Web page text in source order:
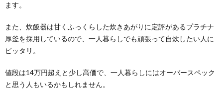
ます。
また、炊飯器は甘くふっくらした炊きあがりに定評があるプラチナ
厚釜を採用しているので、一人暮らしでも頑張って自炊したい人に
ピッタリ。
値段は14万円超えと少し高価で、一人暮らしにはオーバースペック
と思う人もいるかもしれません。